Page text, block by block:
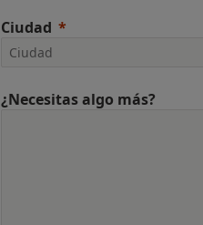
Ciudad
¿Necesitas algo más?